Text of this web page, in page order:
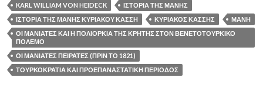
KARL WILLIAM VON HEIDECK
ΙΣΤΟΡΙΑ ΤΗΣ ΜΑΝΗΣ
ΙΣΤΟΡΙΑ ΤΗΣ ΜΑΝΗΣ ΚΥΡΙΑΚΟΥ ΚΑΣΣΗ
ΚΥΡΙΑΚΟΣ ΚΑΣΣΗΣ
ΜΑΝΗ
ΟΙ ΜΑΝΙΑΤΕΣ ΚΑΙ Η ΠΟΛΙΟΡΚΙΑ ΤΗΣ ΚΡΗΤΗΣ ΣΤΟΝ ΒΕΝΕΤΟΤΟΥΡΚΙΚΟ
ΠΟΛΕΜΟ
ΟΙ ΜΑΝΙΑΤΕΣ ΠΕΙΡΑΤΕΣ (ΠΡΙΝ ΤΟ 1821)
ΤΟΥΡΚΟΚΡΑΤΙΑ ΚΑΙ ΠΡΟΕΠΑΝΑΣΤΑΤΙΚΗ ΠΕΡΙΟΔΟΣ